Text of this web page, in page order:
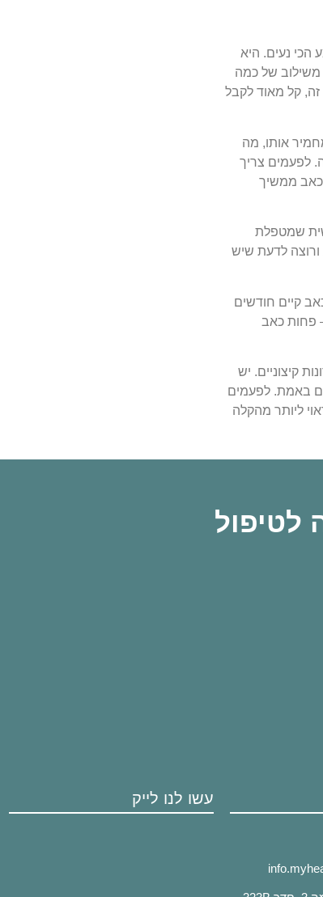
הכי נעים. היא
משילוב של כמה
זה, קל מאוד לקבל
אותו, מה
לפעמים צריך
ממשיך
שמטפלת
לדעת שיש
קיים חודשים
פחות כאב
קיצוניים. יש
באמת. לפעמים
ליותר מהקלה
לטיפול
עשו לנו לייק